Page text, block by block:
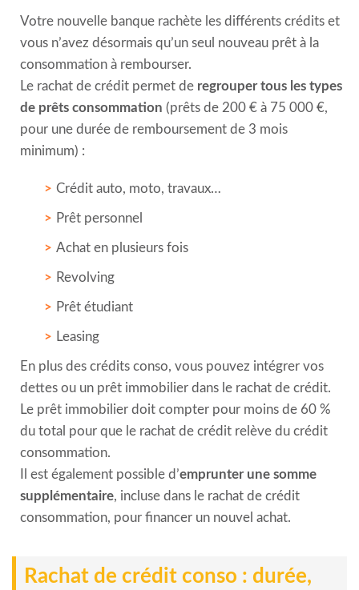
Votre nouvelle banque rachète les différents crédits et
vous n’avez désormais qu’un seul nouveau prêt à la
consommation à rembourser.
Le rachat de crédit permet de regrouper tous les types
de prêts consommation (prêts de 200 € à 75 000 €,
pour une durée de remboursement de 3 mois
minimum) :
Crédit auto, moto, travaux…
Prêt personnel
Achat en plusieurs fois
Revolving
Prêt étudiant
Leasing
En plus des crédits conso, vous pouvez intégrer vos
dettes ou un prêt immobilier dans le rachat de crédit.
Le prêt immobilier doit compter pour moins de 60 %
du total pour que le rachat de crédit relève du crédit
consommation.
Il est également possible d’emprunter une somme
supplémentaire, incluse dans le rachat de crédit
consommation, pour financer un nouvel achat.
Rachat de crédit conso : durée,